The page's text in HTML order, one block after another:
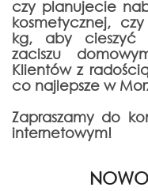
czy planujecie
kosmetycznej,
kg, aby cieszyć
zaciszu
Klientów z
co najlepsze w
Zapraszamy do
internetowym!